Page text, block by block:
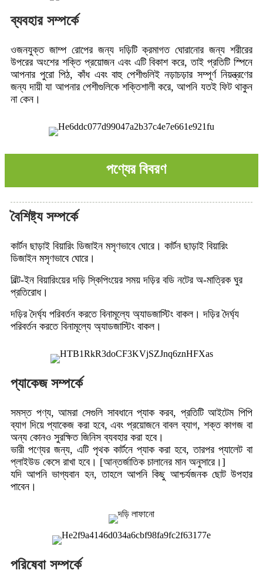
ব্যবহার সম্পর্কে
ওজনযুক্ত জাম্প রোপের জন্য দড়িটি ক্রমাগত ঘোরানোর জন্য শরীরের
উপরের অংশের শক্তি প্রয়োজন এবং এটি বিকাশ করে, তাই প্রতিটি স্পিনে
আপনার পুরো পিঠ, কাঁধ এবং বাহু পেশীগুলিই নড়াচড়ার সম্পূর্ণ নিয়ন্ত্রণের
জন্য দায়ী যা আপনার পেশীগুলিকে শক্তিশালী করে, আপনি যতই ফিট থাকুন
না কেন।
পণ্যের বিবরণ
বৈশিষ্ট্য সম্পর্কে
কার্টন ছাড়াই বিয়ারিং ডিজাইন মসৃণভাবে ঘোরে। কার্টন ছাড়াই বিয়ারিং
ডিজাইন মসৃণভাবে ঘোরে।
বিল্ট-ইন বিয়ারিংয়ের দড়ি স্কিপিংয়ের সময় দড়ির বডি নটের অ-মাত্রিক ঘুর
প্রতিরোধ।
দড়ির দৈর্ঘ্য পরিবর্তন করতে বিনামূল্যে অ্যাডজাস্টিং বাকল। দড়ির দৈর্ঘ্য
পরিবর্তন করতে বিনামূল্যে অ্যাডজাস্টিং বাকল।
প্যাকেজ সম্পর্কে
সমস্ত পণ্য, আমরা সেগুলি সাবধানে প্যাক করব, প্রতিটি আইটেম পিপি
ব্যাগ দিয়ে প্যাকেজ করা হবে, এবং প্রয়োজনে বাবল ব্যাগ, শক্ত কাগজ বা
অন্য কোনও সুরক্ষিত জিনিস ব্যবহার করা হবে।
ভারী পণ্যের জন্য, এটি পৃথক কার্টনে প্যাক করা হবে, তারপর প্যালেট বা
প্লাইউড কেসে রাখা হবে। [আন্তর্জাতিক চালানের মান অনুসারে।]
যদি আপনি ভাগ্যবান হন, তাহলে আপনি কিছু আশ্চর্যজনক ছোট উপহার
পাবেন।
পরিষেবা সম্পর্কে